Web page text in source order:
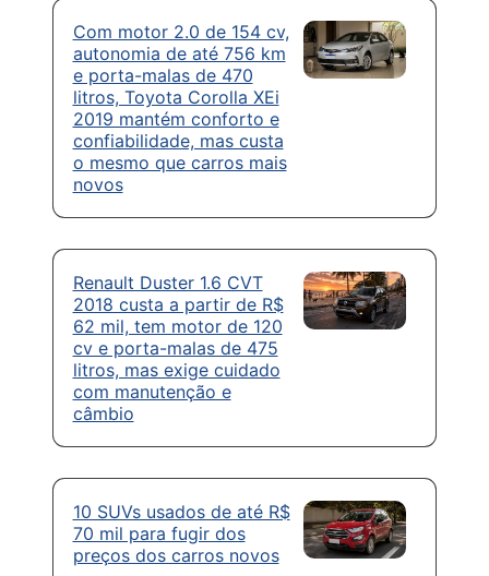
Com motor 2.0 de 154 cv,
autonomia de até 756 km
e porta-malas de 470
litros, Toyota Corolla XEi
2019 mantém conforto e
confiabilidade, mas custa
o mesmo que carros mais
novos
Renault Duster 1.6 CVT
2018 custa a partir de R$
62 mil, tem motor de 120
cv e porta-malas de 475
litros, mas exige cuidado
com manutenção e
câmbio
10 SUVs usados de até R$
70 mil para fugir dos
preços dos carros novos